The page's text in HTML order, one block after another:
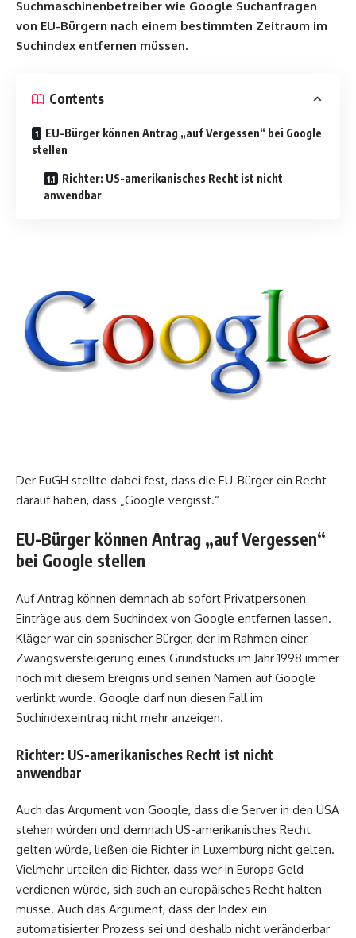
Suchmaschinenbetreiber wie Google Suchanfragen
von EU-Bürgern nach einem bestimmten Zeitraum im
Suchindex entfernen müssen.
Contents
EU-Bürger können Antrag „auf Vergessen“ bei Google
stellen
Richter: US-amerikanisches Recht ist nicht
anwendbar
Der EuGH stellte dabei fest, dass die EU-Bürger ein Recht
darauf haben, dass „Google vergisst.“
EU-Bürger können Antrag „auf Vergessen“
bei Google stellen
Auf Antrag können demnach ab sofort Privatpersonen
Einträge aus dem Suchindex von Google entfernen lassen.
Kläger war ein spanischer Bürger, der im Rahmen einer
Zwangsversteigerung eines Grundstücks im Jahr 1998 immer
noch mit diesem Ereignis und seinen Namen auf Google
verlinkt wurde. Google darf nun diesen Fall im
Suchindexeintrag nicht mehr anzeigen.
Richter: US-amerikanisches Recht ist nicht
anwendbar
Auch das Argument von Google, dass die Server in den USA
stehen würden und demnach US-amerikanisches Recht
gelten würde, ließen die Richter in Luxemburg nicht gelten.
Vielmehr urteilen die Richter, dass wer in Europa Geld
verdienen würde, sich auch an europäisches Recht halten
müsse. Auch das Argument, dass der Index ein
automatisierter Prozess sei und deshalb nicht veränderbar